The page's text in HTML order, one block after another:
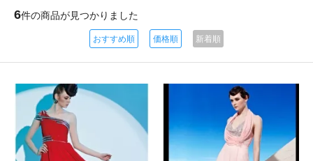
6件の商品が見つかりました
おすすめ順 価格順 新着順